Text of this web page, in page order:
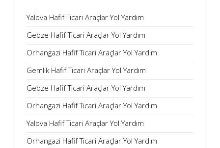
Yalova Hafif Ticari Araçlar Yol Yardım
Gebze Hafif Ticari Araçlar Yol Yardım
Orhangazi Hafif Ticari Araçlar Yol Yardım
Gemlik Hafif Ticari Araçlar Yol Yardım
Gebze Hafif Ticari Araçlar Yol Yardım
Orhangazi Hafif Ticari Araçlar Yol Yardım
Yalova Hafif Ticari Araçlar Yol Yardım
Orhangazi Hafif Ticari Araçlar Yol Yardım